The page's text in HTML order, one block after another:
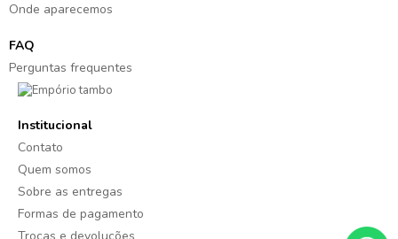
Onde aparecemos
FAQ
Perguntas frequentes
Institucional
Contato
Quem somos
Sobre as entregas
Formas de pagamento